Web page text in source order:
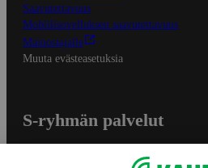
Saavutettavuus
Mobiilisovelluksen saavutettavuus
Mainostajalle
Muuta evästeasetuksia
S-ryhmän palvelut